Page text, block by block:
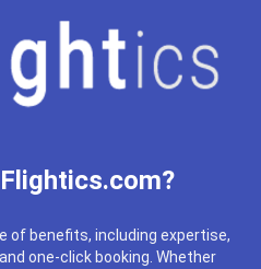
of benefits, including expertise,
one-click booking. Whether